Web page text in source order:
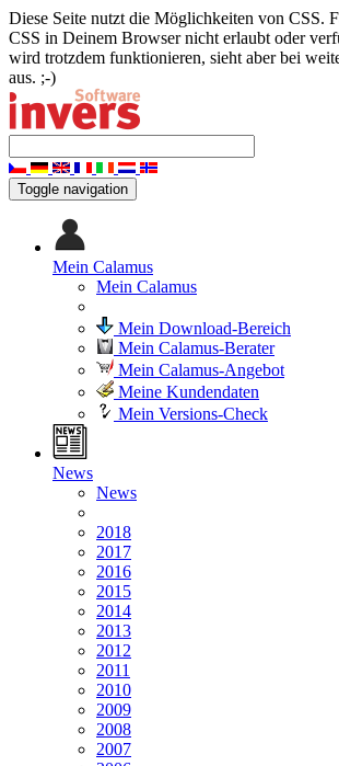
Diese Seite nutzt die Möglichkeiten von CSS.
CSS in Deinem Browser nicht erlaubt oder
wird trotzdem funktionieren, sieht aber bei
aus. ;-)
Toggle navigation
Mein Calamus
Mein Calamus
Mein Download-Bereich
Mein Calamus-Berater
Mein Calamus-Angebot
Meine Kundendaten
Mein Versions-Check
News
News
2018
2017
2016
2015
2014
2013
2012
2011
2010
2009
2008
2007